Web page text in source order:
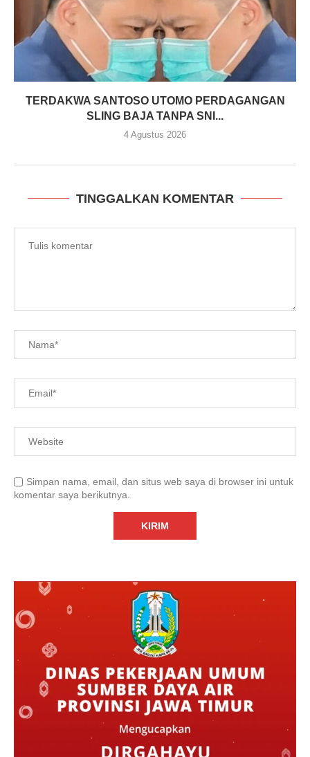
TERDAKWA SANTOSO UTOMO PERDAGANGAN
SLING BAJA TANPA SNI...
4 Agustus 2026
TINGGALKAN KOMENTAR
Simpan nama, email, dan situs web saya di browser ini untuk
komentar saya berikutnya.